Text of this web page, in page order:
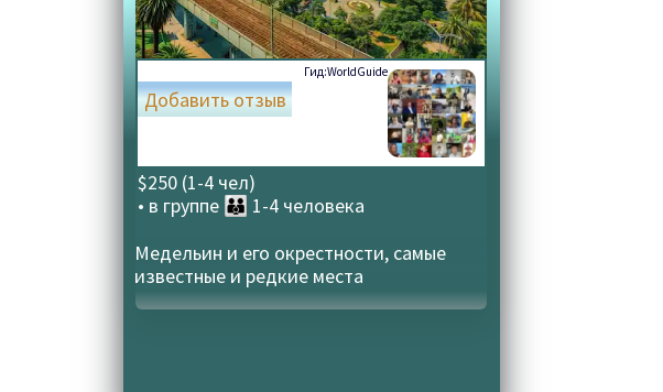
Гид:WorldGuide
$250 (1-4 чел)
• в группе 👪 1-4 человека
Добавить отзыв
Медельин и его окрестности, самые
известные и редкие места